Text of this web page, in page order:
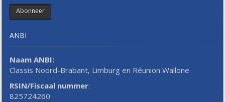
ANBI
Naam ANBI:
Classis Noord-Brabant, Limburg en Réunion Wallone
RSIN/Fiscaal nummer:
825724260